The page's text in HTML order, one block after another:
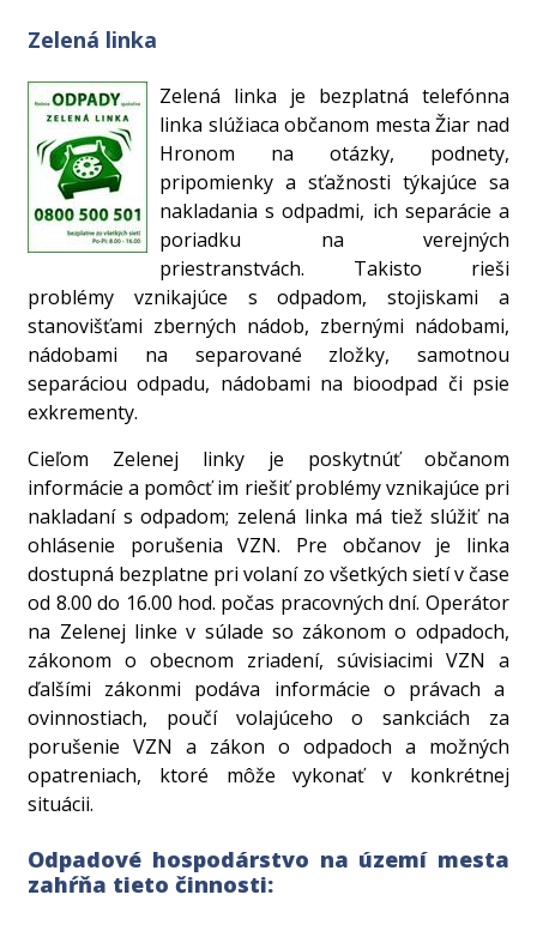
Zelená linka
Zelená linka je bezplatná telefónna
linka slúžiaca občanom mesta Žiar nad
Hronom na otázky, podnety,
pripomienky a sťažnosti týkajúce sa
nakladania s odpadmi, ich separácie a
poriadku na verejných
priestranstvách. Takisto rieši
problémy vznikajúce s odpadom, stojiskami a
stanovišťami zberných nádob, zbernými nádobami,
nádobami na separované zložky, samotnou
separáciou odpadu, nádobami na bioodpad či psie
exkrementy.
Cieľom Zelenej linky je poskytnúť občanom
informácie a pomôcť im riešiť problémy vznikajúce pri
nakladaní s odpadom; zelená linka má tiež slúžiť na
ohlásenie porušenia VZN. Pre občanov je linka
dostupná bezplatne pri volaní zo všetkých sietí v čase
od 8.00 do 16.00 hod. počas pracovných dní. Operátor
na Zelenej linke v súlade so zákonom o odpadoch,
zákonom o obecnom zriadení, súvisiacimi VZN a
ďalšími zákonmi podáva informácie o právach a
ovinnostiach, poučí volajúceho o sankciách za
porušenie VZN a zákon o odpadoch a možných
opatreniach, ktoré môže vykonať v konkrétnej
situácii.
Odpadové hospodárstvo na území mesta
zahŕňa tieto činnosti: